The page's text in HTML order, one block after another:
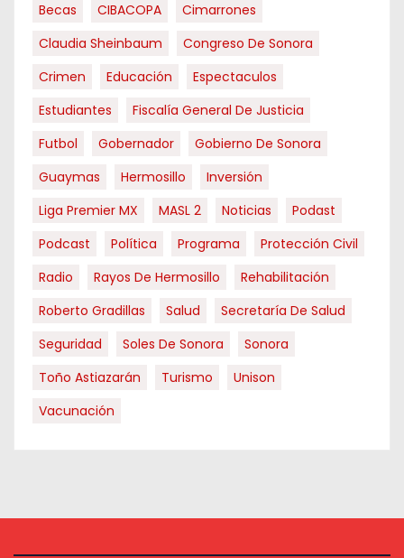
Becas
CIBACOPA
Cimarrones
Claudia Sheinbaum
Congreso De Sonora
Crimen
Educación
Espectaculos
Estudiantes
Fiscalía General De Justicia
Futbol
Gobernador
Gobierno De Sonora
Guaymas
Hermosillo
Inversión
Liga Premier MX
MASL 2 Noticias
Podast
Podcast
Política Programa
Protección Civil
Radio
Rayos De Hermosillo
Rehabilitación
Roberto Gradillas
Salud
Secretaría De Salud
Seguridad
Soles De Sonora
Sonora
Toño Astiazarán
Turismo
Unison
Vacunación